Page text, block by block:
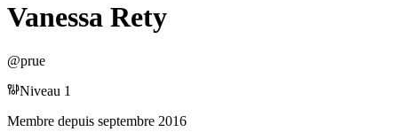
Vanessa Rety
@prue
Niveau 1
Membre depuis septembre 2016